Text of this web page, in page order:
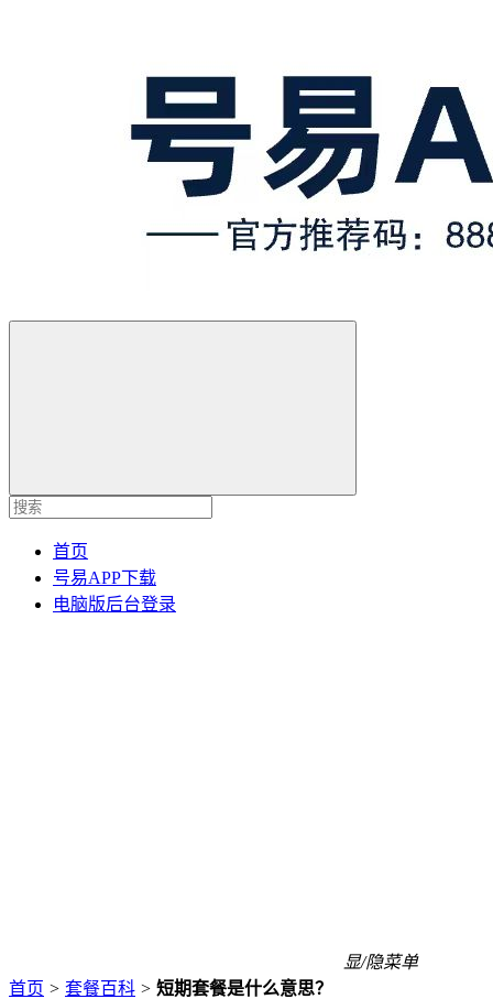
首页
号易APP下载
电脑版后台登录
显/隐菜单
首页 > 套餐百科 > 短期套餐是什么意思？